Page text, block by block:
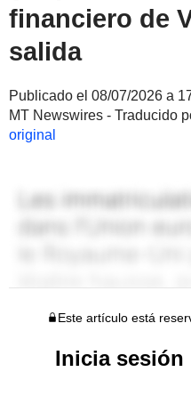
financiero de
salida
Publicado el 08/07/2026 a
MT Newswires - Traducido
original
Este artículo está
Inicia sesión